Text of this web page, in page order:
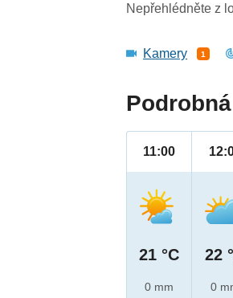
Nepřehlédněte z
Kamery 1
11:00
21 °C
0 mm
22
0